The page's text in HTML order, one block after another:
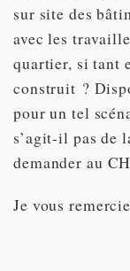
sur site des
avec les
quartier, si tant
construit ?
pour un tel
s’agit-il pas de
demander au
Je vous